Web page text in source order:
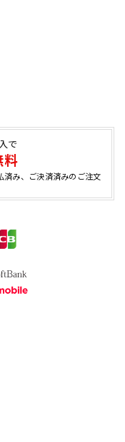
で
料
み、ご決済済みのご注文